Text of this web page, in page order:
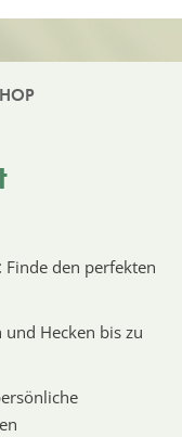
Finde den perfekten
Hecken bis zu